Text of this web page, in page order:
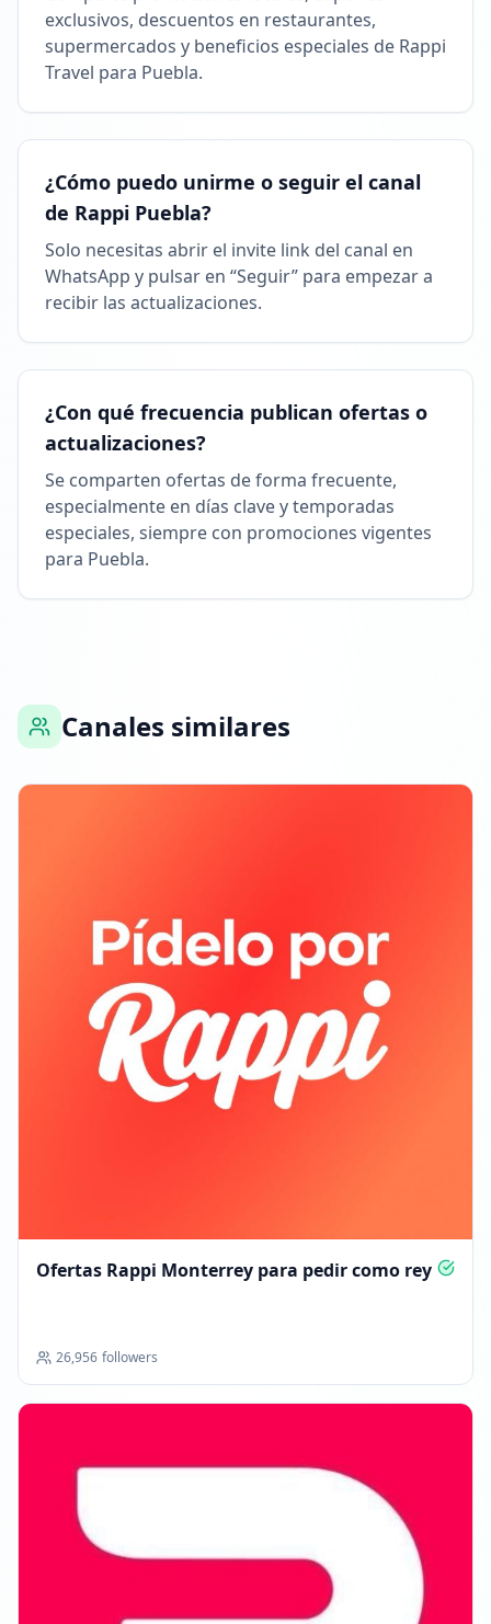
exclusivos, descuentos en restaurantes,
supermercados y beneficios especiales de Rappi
Travel para Puebla.
¿Cómo puedo unirme o seguir el canal
de Rappi Puebla?
Solo necesitas abrir el invite link del canal en
WhatsApp y pulsar en “Seguir” para empezar a
recibir las actualizaciones.
¿Con qué frecuencia publican ofertas o
actualizaciones?
Se comparten ofertas de forma frecuente,
especialmente en días clave y temporadas
especiales, siempre con promociones vigentes
para Puebla.
Canales similares
Ofertas Rappi Monterrey para pedir como rey
26,956 followers